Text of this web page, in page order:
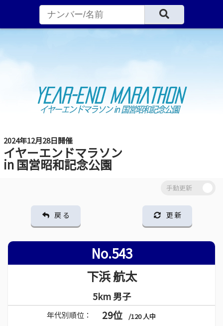
2024年12月28日開催
イヤーエンドマラソン
in 国営昭和記念公園
戻 る 更 新
No.543
下浜 航太
5km 男子
年代別順位： 29位 /120 人中